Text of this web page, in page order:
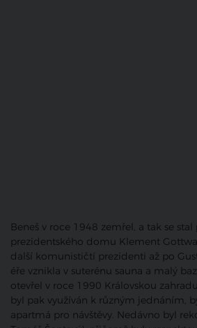
Beneš v roce 1948 zemřel, a tak se
prezidentského domu Klement
další komunističtí prezidenti až po
éře vznikla v suterénu sauna a malý
otevřel v roce 1990 Královskou
byl pak využíván k různým jednáním,
apartmá pro návštěvy. Nedávno byl